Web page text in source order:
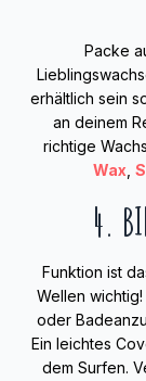
Packe
erhältlich sein
an deinem
richtige
Wax
4.
Funktion ist
Wellen
oder
Ein leichtes
dem Surfen.